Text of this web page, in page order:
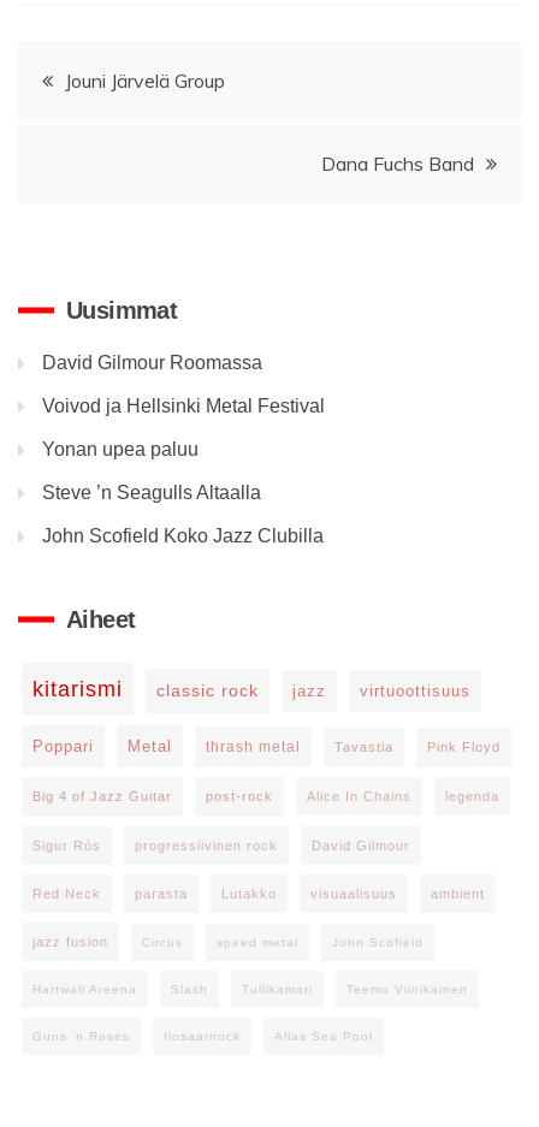
Artikkelien
Jouni Järvelä Group
Dana Fuchs Band
Uusimmat
David Gilmour Roomassa
Voivod ja Hellsinki Metal Festival
Yonan upea paluu
Steve ’n Seagulls Altaalla
John Scofield Koko Jazz Clubilla
Aiheet
kitarismi classic rock jazz virtuoottisuus
Poppari Metal thrash metal Tavastia Pink Floyd
Big 4 of Jazz Guitar post-rock Alice In Chains legenda
Sigur Rós progressiivinen rock David Gilmour
Red Neck parasta Lutakko visuaalisuus ambient
jazz fusion Circus speed metal John Scofield
Hartwall Areena Slash Tullikamari Teemu Viinikainen
Guns 'n Roses Ilosaarirock Allas Sea Pool